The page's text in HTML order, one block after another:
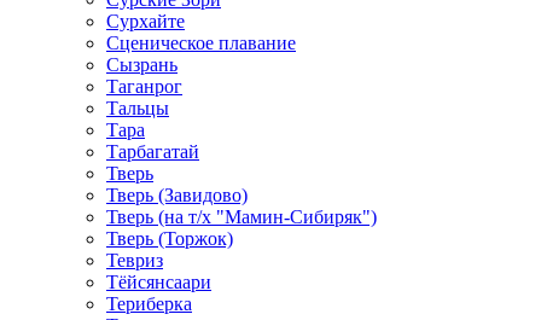
Сурхайте
Сценическое плавание
Сызрань
Таганрог
Тальцы
Тара
Тарбагатай
Тверь
Тверь (Завидово)
Тверь (на т/х "Мамин-Сибиряк")
Тверь (Торжок)
Тевриз
Тёйсянсаари
Териберка